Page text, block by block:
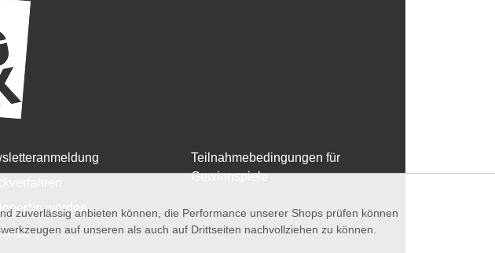
werden
Teilnahmebedingungen für
Gewinnspiele
zuverlässig anbieten können, die Performance unserer Shops prüfen können
auf unseren als auch auf Drittseiten nachvollziehen zu können.